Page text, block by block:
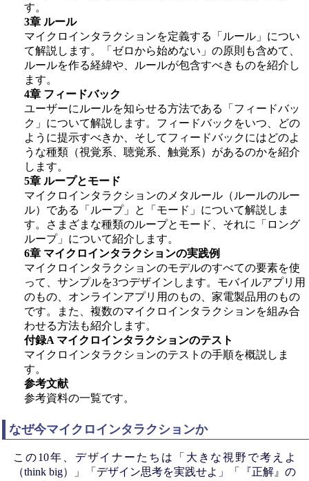
す。
3章 ルール
マイクロインタラクションを定義する「ルール」につい
て解説します。「ゼロから始めない」の原則も含めて、
ルールを作る経緯や、ルールが包含すべきものを紹介し
ます。
4章 フィードバック
ユーザーにルールを知らせる方法である「フィードバッ
ク」について解説します。フィードバックをいつ、どの
ように提示すべきか、そしてフィードバックにはどのよ
うな種類（視覚系、聴覚系、触覚系）があるのかを紹介
します。
5章 ループとモード
マイクロインタラクションのメタルール（ルールのルー
ル）である「ループ」と「モード」について解説しま
す。さまざまな種類のループとモード、それに「ロング
ループ」について紹介します。
6章 マイクロインタラクションの実践例
マイクロインタラクションのモデルのすべての要素を使
って、サンプルを3つデザインします。モバイルアプリ用
のもの、オンラインアプリ用のもの、家電製品用のもの
です。また、複数のマイクロインタラクションを組み合
わせる方法も紹介します。
付録A マイクロインタラクションのテスト
マイクロインタラクションのテストの手順を概説しま
す。
参考文献
参考資料の一覧です。
なぜ今マイクロインタラクションか
この10年、デザイナーたちは「大きな視野で考えよ
（think big）」「デザイン思考を実践せよ」「『正解』の